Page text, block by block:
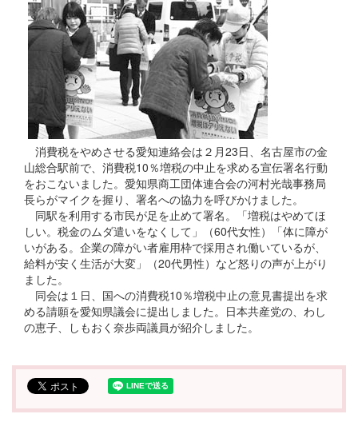
消費税をやめさせる愛知連絡会は２月23日、名古屋市の金
山総合駅前で、消費税10％増税の中止を求める宣伝署名行動
をおこないました。愛知県商工団体連合会の河村光哉事務局
長らがマイクを握り、署名への協力を呼びかけました。
同駅を利用する市民が足を止めて署名。「増税はやめてほ
しい。税金のムダ遣いをなくして」（60代女性）「体に障が
いがある。企業の障がい者雇用枠で採用され働いているが、
給料が安く生活が大変」（20代男性）など怒りの声が上がり
ました。
同会は１日、国への消費税10％増税中止の意見書提出を求
める請願を愛知県議会に提出しました。日本共産党の、わし
の恵子、しもおく奈歩両議員が紹介しました。